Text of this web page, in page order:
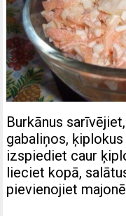
Burkānus
gabaliņos,
izspiediet caur
lieciet kopā,
pievienojiet